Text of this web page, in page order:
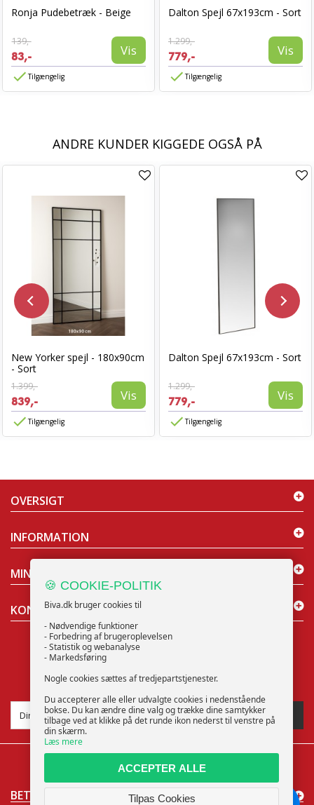
Ronja Pudebetræk - Beige
139,-
83,- Vis
Tilgængelig
Dalton Spejl 67x193cm - Sort
1.299,-
779,- Vis
Tilgængelig
ANDRE KUNDER KIGGEDE OGSÅ PÅ
New Yorker spejl - 180x90cm
- Sort
1.399,-
839,- Vis
Tilgængelig
Dalton Spejl 67x193cm - Sort
1.299,-
779,- Vis
Tilgængelig
OVERSIGT
INFORMATION
MIN KONTO
KONTAKT OS
NYHEDSBREV
TILMELD
BETALINGSMÅDER
🍪 COOKIE-POLITIK
Biva.dk bruger cookies til
- Nødvendige funktioner
- Forbedring af brugeroplevelsen
- Statistik og webanalyse
- Markedsføring
Nogle cookies sættes af tredjepartstjenester.
Du accepterer alle eller udvalgte cookies i nedenstående
bokse. Du kan ændre dine valg og trække dine samtykker
tilbage ved at klikke på det runde ikon nederst til venstre på
din skærm.
Læs mere
ACCEPTER ALLE
Tilpas Cookies